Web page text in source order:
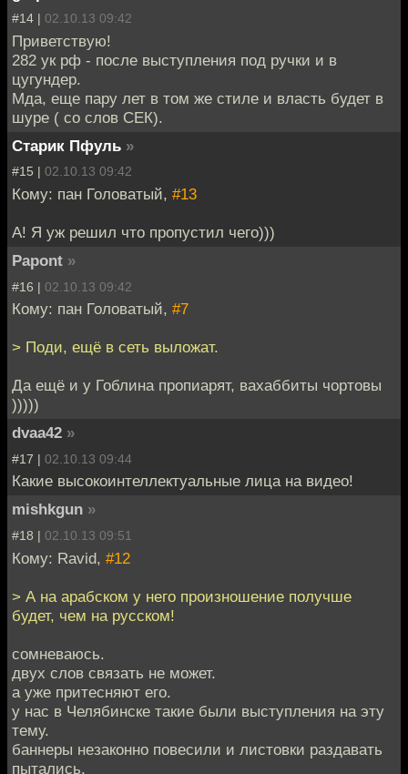
#14 | 02.10.13 09:42
Приветствую!
282 ук рф - после выступления под ручки и в
цугундер.
Мда, еще пару лет в том же стиле и власть будет в
шуре ( со слов СЕК).
Старик Пфуль »
#15 | 02.10.13 09:42
Кому: пан Головатый, #13
А! Я уж решил что пропустил чего)))
Papont »
#16 | 02.10.13 09:42
Кому: пан Головатый, #7
> Поди, ещё в сеть выложат.
Да ещё и у Гоблина пропиарят, вахаббиты чортовы
)))))
dvaa42 »
#17 | 02.10.13 09:44
Какие высокоинтеллектуальные лица на видео!
mishkgun »
#18 | 02.10.13 09:51
Кому: Ravid, #12
> А на арабском у него произношение получше
будет, чем на русском!
сомневаюсь.
двух слов связать не может.
а уже притесняют его.
у нас в Челябинске такие были выступления на эту
тему.
баннеры незаконно повесили и листовки раздавать
пытались.